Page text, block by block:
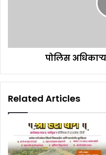
पोलिस
Related Articles